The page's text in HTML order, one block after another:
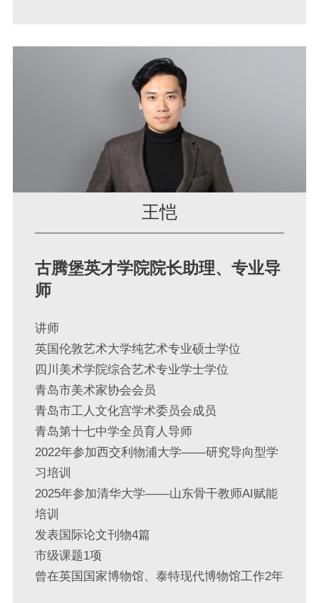
王恺
古腾堡英才学院院长助理、专业导
师
讲师
英国伦敦艺术大学纯艺术专业硕士学位
四川美术学院综合艺术专业学士学位
青岛市美术家协会会员
青岛市工人文化宫学术委员会成员
青岛第十七中学全员育人导师
2022年参加西交利物浦大学——研究导向型学
习培训
2025年参加清华大学——山东骨干教师AI赋能
培训
发表国际论文刊物4篇
市级课题1项
曾在英国国家博物馆、泰特现代博物馆工作2年